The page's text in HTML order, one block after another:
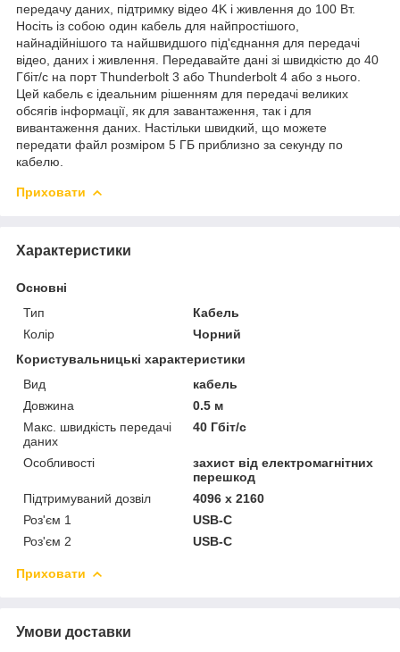
передачу даних, підтримку відео 4K і живлення до 100 Вт.
Носіть із собою один кабель для найпростішого,
найнадійнішого та найшвидшого під'єднання для передачі
відео, даних і живлення. Передавайте дані зі швидкістю до 40
Гбіт/с на порт Thunderbolt 3 або Thunderbolt 4 або з нього.
Цей кабель є ідеальним рішенням для передачі великих
обсягів інформації, як для завантаження, так і для
вивантаження даних. Настільки швидкий, що можете
передати файл розміром 5 ГБ приблизно за секунду по
кабелю.
Приховати
Характеристики
Основні
Тип
Кабель
Колір
Чорний
Користувальницькі характеристики
Вид
кабель
Довжина
0.5 м
Макс. швидкість передачі
даних
40 Гбіт/с
Особливості
захист від електромагнітних
перешкод
Підтримуваний дозвіл
4096 x 2160
Роз'єм 1
USB-C
Роз'єм 2
USB-C
Приховати
Умови доставки